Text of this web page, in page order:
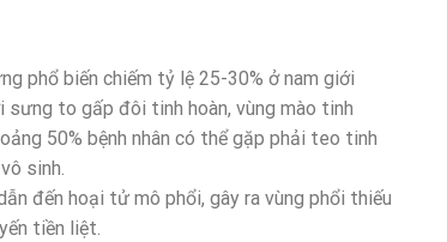
phổ biến chiếm tỷ lệ 25-30% ở nam giới
to gấp đôi tinh hoàn, vùng mào tinh
50% bệnh nhân có thể gặp phải teo tinh
sinh.
đến hoại tử mô phổi, gây ra vùng phổi thiếu
tiền liệt.